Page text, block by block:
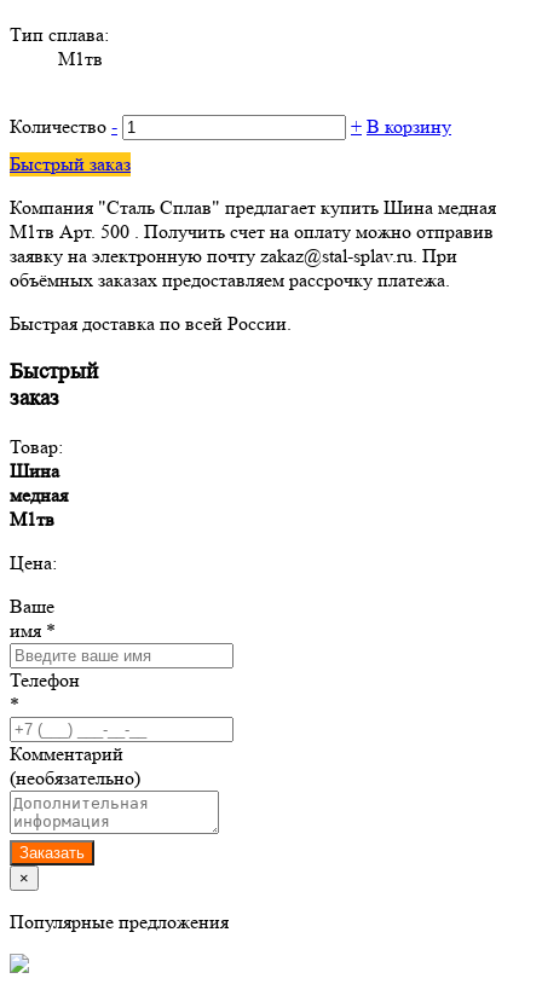
Тип сплава:
М1тв
Количество - + В корзину
Быстрый заказ
Компания "Сталь Сплав" предлагает купить Шина медная
М1тв Арт. 500 . Получить счет на оплату можно отправив
заявку на электронную почту zakaz@stal-splav.ru. При
объёмных заказах предоставляем рассрочку платежа.
Быстрая доставка по всей России.
Быстрый
заказ
Товар:
Шина
медная
М1тв
Цена:
Ваше
имя *
Телефон
*
Комментарий
(необязательно)
Заказать
×
Популярные предложения